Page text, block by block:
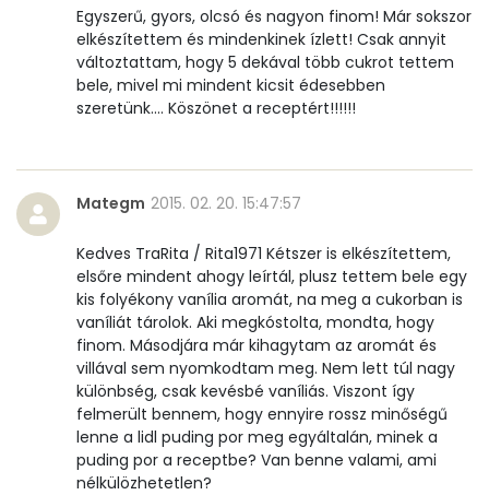
Egyszerű, gyors, olcsó és nagyon finom! Már sokszor
elkészítettem és mindenkinek ízlett! Csak annyit
változtattam, hogy 5 dekával több cukrot tettem
bele, mivel mi mindent kicsit édesebben
szeretünk.... Köszönet a receptért!!!!!!
Mategm 2015. 02. 20. 15:47:57
Kedves TraRita / Rita1971 Kétszer is elkészítettem,
elsőre mindent ahogy leírtál, plusz tettem bele egy
kis folyékony vanília aromát, na meg a cukorban is
vaníliát tárolok. Aki megkóstolta, mondta, hogy
finom. Másodjára már kihagytam az aromát és
villával sem nyomkodtam meg. Nem lett túl nagy
különbség, csak kevésbé vaníliás. Viszont így
felmerült bennem, hogy ennyire rossz minőségű
lenne a lidl puding por meg egyáltalán, minek a
puding por a receptbe? Van benne valami, ami
nélkülözhetetlen?